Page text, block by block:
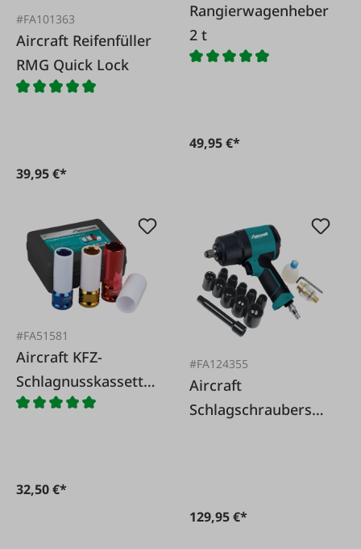
#FA101363
Aircraft Reifenfüller
RMG Quick Lock
39,95 €*
Rangierwagenheber
2 t
49,95 €*
#FA51581
Aircraft KFZ-
Schlagnusskassette
1/2'
32,50 €*
#FA124355
Aircraft
Schlagschrauberset
129,95 €*